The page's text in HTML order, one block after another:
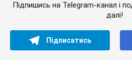
Підпишись на Telegram-канал і
далі!
Підписатись